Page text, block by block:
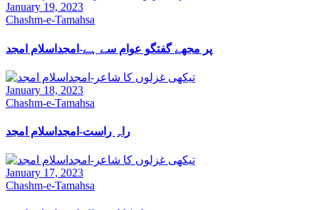
January 19, 2023
Chashm-e-Tamahsa
پر مجھے گفتگو عوام سے ہے-امجداسلام امجد
January 18, 2023
Chashm-e-Tamahsa
راہِ راست-امجداسلام امجد
January 17, 2023
Chashm-e-Tamahsa